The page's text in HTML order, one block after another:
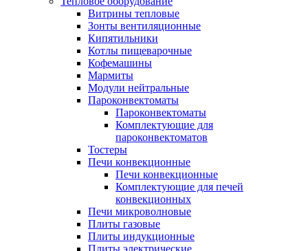
Витрины тепловые
Зонты вентиляционные
Кипятильники
Котлы пищеварочные
Кофемашины
Мармиты
Модули нейтральные
Пароконвектоматы
Пароконвектоматы
Комплектующие для
пароконвектоматов
Тостеры
Печи конвекционные
Печи конвекционные
Комплектующие для печей
конвекционных
Печи микроволновые
Плиты газовые
Плиты индукционные
Плиты электрические